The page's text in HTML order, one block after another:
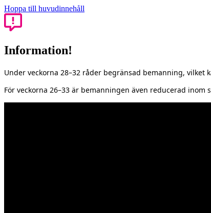
Hoppa till huvudinnehåll
Information!
Under veckorna 28–32 råder begränsad bemanning, vilket
För veckorna 26–33 är bemanningen även reducerad